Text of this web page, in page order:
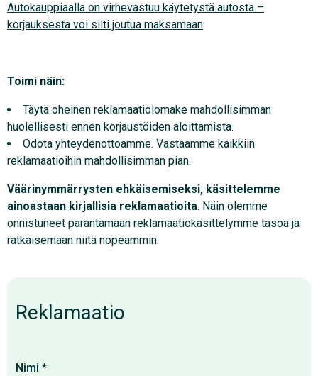
Autokauppiaalla on virhevastuu käytetystä autosta –
korjauksesta voi silti joutua maksamaan
Toimi näin:
Täytä oheinen reklamaatiolomake mahdollisimman
huolellisesti ennen korjaustöiden aloittamista.
Odota yhteydenottoamme. Vastaamme kaikkiin
reklamaatioihin mahdollisimman pian.
Väärinymmärrysten ehkäisemiseksi, käsittelemme
ainoastaan kirjallisia reklamaatioita. Näin olemme
onnistuneet parantamaan reklamaatiokäsittelymme tasoa ja
ratkaisemaan niitä nopeammin.
Reklamaatio
Nimi *